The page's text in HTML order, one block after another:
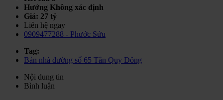
Hướng Không xác định
Giá: 27 tỷ
Liên hệ ngay
0909477288 - Phước Sửu
Tag:
Bán nhà đường số 65 Tân Quy Đông
Nội dung tin
Bình luận